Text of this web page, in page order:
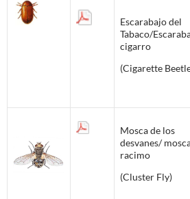
Escarabajo del
Tabaco/
cigarro
(Cigarette
Mosca de los
desvanes/
racimo
(Cluster Fly)